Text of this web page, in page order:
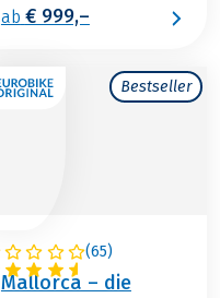
ab € 999,–
Bestseller
(65)
SPANIEN
Mallorca – die